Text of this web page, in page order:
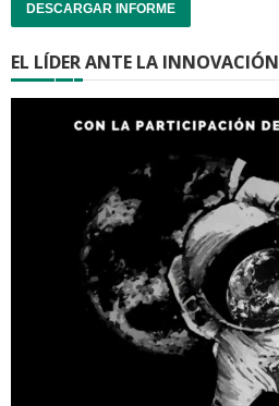
DESCARGAR INFORME
EL LÍDER ANTE LA INNOVACIÓN